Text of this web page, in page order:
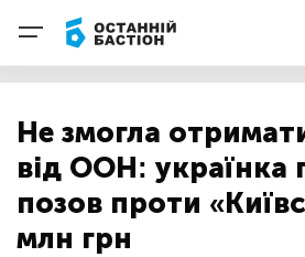
Не змогла
від ООН: українка
позов проти
млн грн